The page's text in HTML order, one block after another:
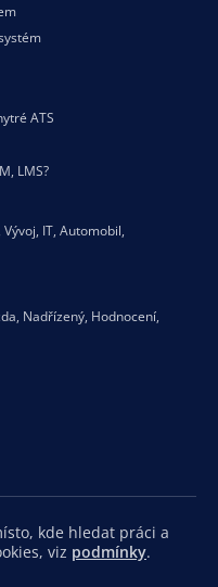
ATS
LMS?
Vývoj, IT, Automobil,
, Nadřízený, Hodnocení,
kde hledat práci a
viz podmínky.